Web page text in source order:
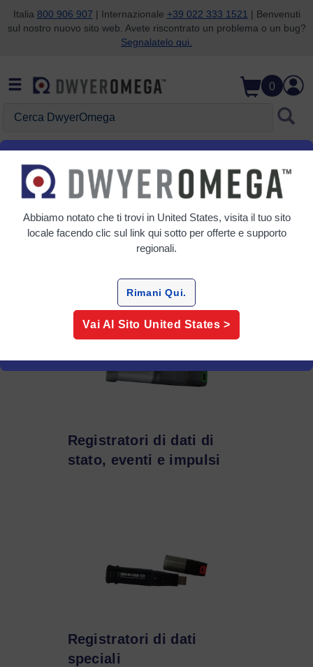
Salta alla ricerca
Salta al contenuto principale
Salta alla navigazione
Italia 800 906 907 | Internazionale +39 022 333 1521 | Benvenuti
sul nostro nuovo sito web. Avete riscontrato un problema o un bug?
Segnalatelo qui.
0
Home Acquisizione dati Registratori di dati
Registratori di dati
Registratori di dati di
stato, eventi e impulsi
Registratori di dati
speciali
Abbiamo notato che ti trovi in United States, visita il tuo sito
locale facendo clic sul link qui sotto per offerte e supporto
regionali.
Rimani Qui.
Vai Al Sito United States >